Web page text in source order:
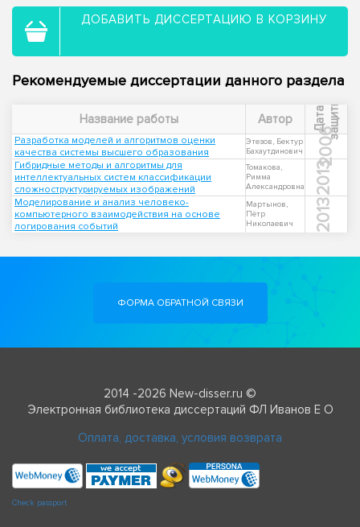
ДОБАВИТЬ ДИССЕРТАЦИЮ В КОРЗИНУ
Рекомендуемые диссертации данного раздела
Название работы Автор Д
а
т
а
з
а
щ
и
ты
Разработка моделей и алгоритмов оценки
качества системы высшего образования
Этезов, Бектур
Бахаутдинович
2006
Гибридные методы и алгоритмы для
интеллектуальных систем классификации
сложноструктурируемых изображений
Томакова,
Римма
Александровна
2013
Моделирование и анализ человеко-
компьютерного взаимодействия на основе
логирования событий
Мартынов,
Пётр
Николаевич
2013
ФОРМА ОБРАТНОЙ СВЯЗИ
2014 -2026 New-disser.ru ©
Электронная библиотека диссертаций ФЛ Иванов Е О
Оплата, доставка, условия возврата
Check passport